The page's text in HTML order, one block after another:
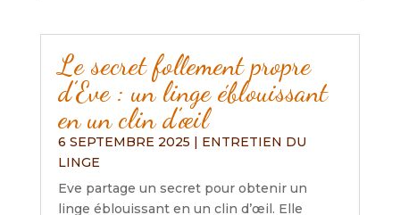
Le secret follement propre
d’Eve : un linge éblouissant
en un clin d’œil
6 SEPTEMBRE 2025 | ENTRETIEN DU
LINGE
Eve partage un secret pour obtenir un
linge éblouissant en un clin d’œil. Elle